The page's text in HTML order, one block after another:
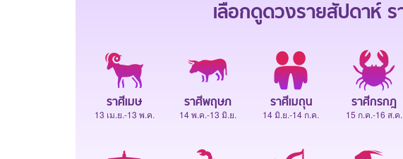
เลือกดูดวงรายสัปดาห์ร
ราศีเมษ
13 เม.ย.-13 พ.ค.
ราศีพฤษภ
14 พ.ค.-13 มิ.ย.
ราศีเมถุน
14 มิ.ย.-14 ก.ค.
ราศีกรกฎ
15 ก.ค.-16 ส.ค.